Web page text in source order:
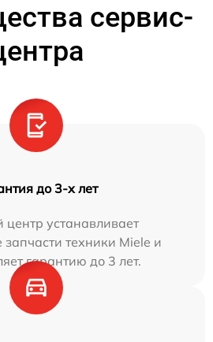
сервис-
до 3-х лет
устанавливает
техники Miele и
гарантию до 3 лет.